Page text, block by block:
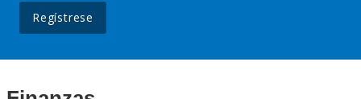
Regístrese